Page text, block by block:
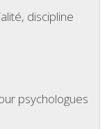
discipline
psychologues